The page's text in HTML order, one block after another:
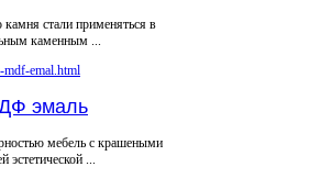
стали применяться в
каменным ...
эмаль
мебель с крашеными
...